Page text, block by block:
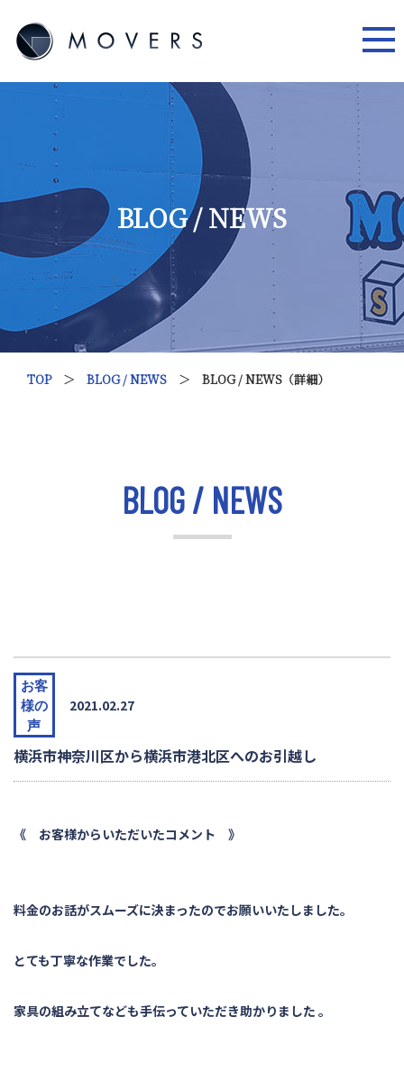
BLOG / NEWS
TOP＞BLOG / NEWS＞ BLOG / NEWS（詳細）
BLOG / NEWS
お客
様の
声
2021.02.27
横浜市神奈川区から横浜市港北区へのお引越し
《 お客様からいただいたコメント 》
料金のお話がスムーズに決まったのでお願いいたしました。
とても丁寧な作業でした。
家具の組み立てなども手伝っていただき助かりました 。